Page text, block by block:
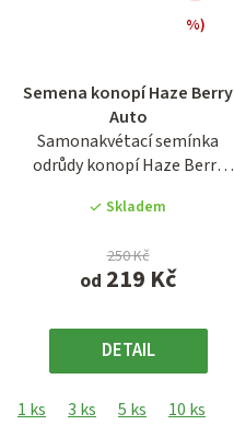
Semena konopí Haze Berry
Auto
Samonakvétací semínka
odrůdy konopí Haze Berry
hodnocení
produktu
je
4,0
z
hvězdiček.
Skladem
od 219 Kč
250 Kč
%)
DETAIL
1 ks 3 ks 5 ks 10 ks